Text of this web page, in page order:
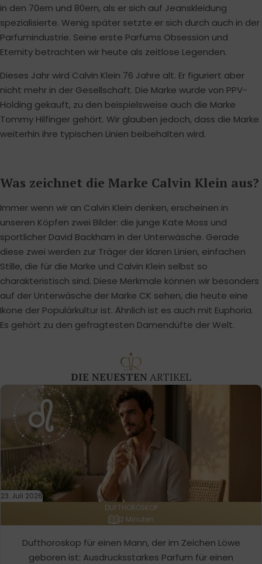
in den 70ern und 80ern, als er sich auf Jeanskleidung
spezialisierte. Wenig später setzte er sich durch auch in der
Parfumindustrie. Seine erste Parfums Obsession und
Eternity betrachten wir heute als zeitlose Legenden.
Dieses Jahr wird Calvin Klein 76 Jahre alt. Er figuriert aber
nicht mehr in der Gesellschaft. Die Marke wurde von PPV-
Holding gekauft, zu den beispielsweise auch die Marke
Tommy Hilfinger gehört. Wir glauben jedoch, dass die Marke
weiterhin ihre typischen Linien beibehalten wird.
Was zeichnet die Marke Calvin Klein aus?
Immer wenn wir an Calvin Klein denken, erscheinen in
unseren Köpfen zwei Bilder: die junge Kate Moss und
sportlicher David Backham in der Unterwäsche. Gerade
diese zwei werden zur Träger der klaren Linien, einfachen
Stille, die für die Marke und Calvin Klein selbst so
charakteristisch sind. Diese Merkmale können wir besonders
auf der Unterwäsche der Marke CK sehen, die heute eine
Ikone der Populärkultur ist. Ähnlich ist es auch mit Euphoria.
Es gehört zu den gefragtesten Damendüfte der Welt.
DIE NEUESTEN ARTIKEL
23. Juli 2026
DUFTHOROSKOP
2 Minuten
Dufthoroskop für einen Mann, der im Zeichen Löwe
geboren ist: Ausdrucksstarkes Parfum für einen